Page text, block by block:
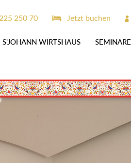
S'JOHANN WIRTSHAUS SEMINARE
250 70 Jetzt buchen